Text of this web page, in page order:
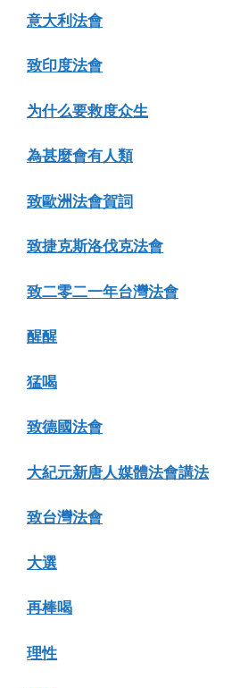
意大利法會
致印度法會
为什么要救度众生
為甚麼會有人類
致歐洲法會賀詞
致捷克斯洛伐克法會
致二零二一年台灣法會
醒醒
猛喝
致德國法會
大紀元新唐人媒體法會講法
致台灣法會
大選
再棒喝
理性